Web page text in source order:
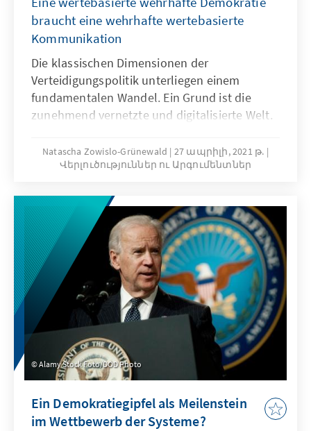
braucht eine wehrhafte wertebasierte
Kommunikation
Die klassischen Dimensionen der
Verteidigungspolitik unterliegen einem
fundamentalen Wandel. Ein Grund ist die
zunehmend vernetzte und digitalisierte Welt.
mindestens gleichberechtigt zur Seite.
Kommunikation ergänzt den Gedanken der
einer modernen, zeitgemäßen Sicherheits-
und Verteidigungspolitik. Wie lässt sich dieser
Paradigmenwechsel beschreiben? Und wie ist
die deutsche Verteidigungspolitik dafür
gewappnet?
Natascha Zowislo-Grünewald
27 ապրիլի, 2021 թ.
Վերլուծություններ ու Արգումենտներ
Alamy Stock Foto/DOD Photo
Ein Demokratiegipfel als Meilenstein
im Wettbewerb der Systeme?